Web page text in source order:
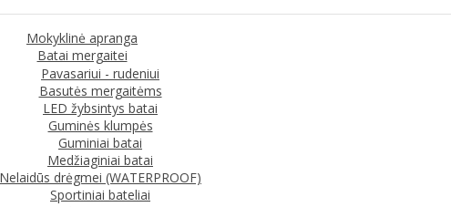
Mokyklinė apranga
Batai mergaitei
Pavasariui - rudeniui
Basutės mergaitėms
LED žybsintys batai
Guminės klumpės
Guminiai batai
Medžiaginiai batai
Nelaidūs drėgmei (WATERPROOF)
Sportiniai bateliai